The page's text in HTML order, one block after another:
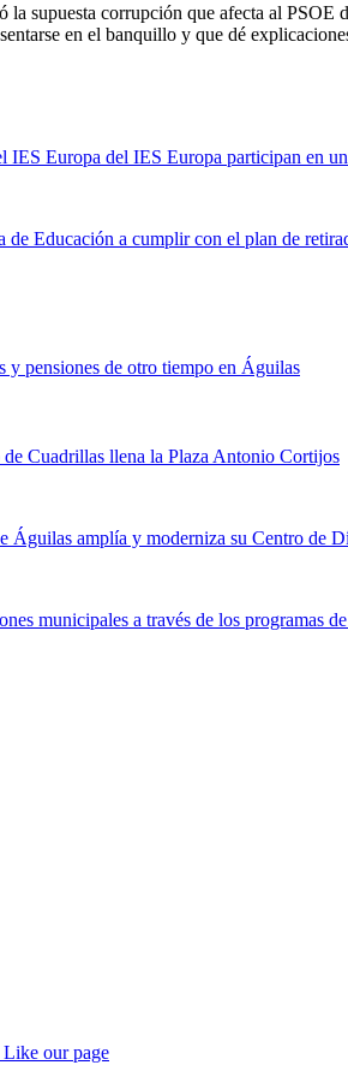
la supuesta corrupción que afecta al
en el banquillo y que dé
IES Europa del IES Europa participan en
de Educación a cumplir con el plan de
pensiones de otro tiempo en Águilas
Cuadrillas llena la Plaza Antonio Cortijos
Águilas amplía y moderniza su Centro de
municipales a través de los programas
Like our page